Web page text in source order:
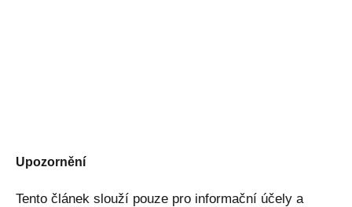
Upozornění
Tento článek slouží pouze pro informační účely a